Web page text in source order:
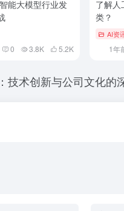
能大模型行业发
0 3.8K 5.2K
了解人
类？
AI资
1年
技术创新与公司文化的